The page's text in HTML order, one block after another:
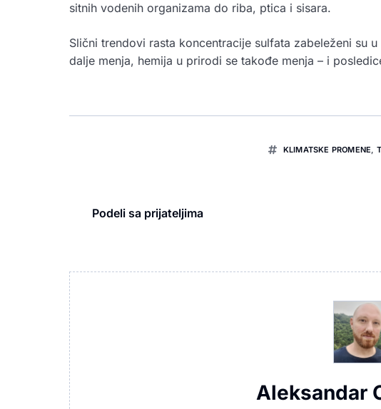
sitnih vodenih organizama do riba, ptica i sisara.
Slični trendovi rasta koncentracije sulfata zabeleženi su
dalje menja, hemija u prirodi se takođe menja – i
KLIMATSKE PROMENE,
Podeli sa prijateljima
Aleksandar